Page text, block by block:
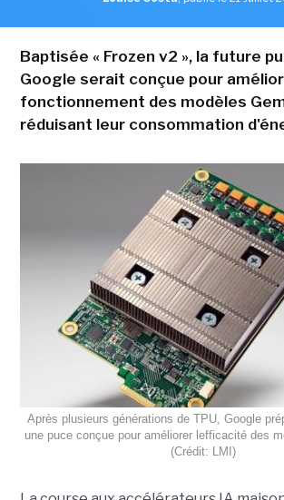
Baptisée « Frozen v2 », la future
Google serait conçue pour
fonctionnement des modèles
réduisant leur consommation
Après plusieurs générations de TPU, Google
une puce conçue pour améliorer lefficacité des
(Crédit: LMI)